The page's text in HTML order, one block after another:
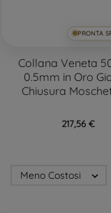
PRONTA
Collana Veneta
0.5mm in Oro
Chiusura
217,56 €
Meno Costosi 